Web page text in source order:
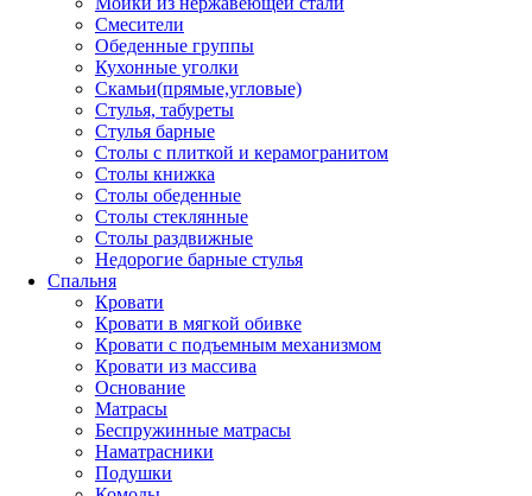
Смесители
Обеденные группы
Кухонные уголки
Скамьи(прямые,угловые)
Стулья, табуреты
Стулья барные
Столы с плиткой и керамогранитом
Столы книжка
Столы обеденные
Столы стеклянные
Столы раздвижные
Недорогие барные стулья
Спальня
Кровати
Кровати в мягкой обивке
Кровати с подъемным механизмом
Кровати из массива
Основание
Матрасы
Беспружинные матрасы
Наматрасники
Подушки